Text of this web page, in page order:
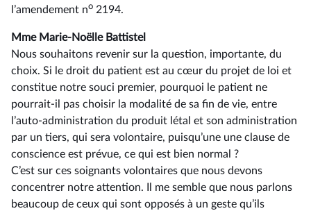
l’amendement no 2194.
Mme Marie-Noëlle Battistel
Nous souhaitons revenir sur la question, importante, du
choix. Si le droit du patient est au cœur du projet de loi et
constitue notre souci premier, pourquoi le patient ne
pourrait-il pas choisir la modalité de sa fin de vie, entre
l’auto-administration du produit létal et son administration
par un tiers, qui sera volontaire, puisqu’une une clause de
conscience est prévue, ce qui est bien normal ?
C’est sur ces soignants volontaires que nous devons
concentrer notre attention. Il me semble que nous parlons
beaucoup de ceux qui sont opposés à un geste qu’ils